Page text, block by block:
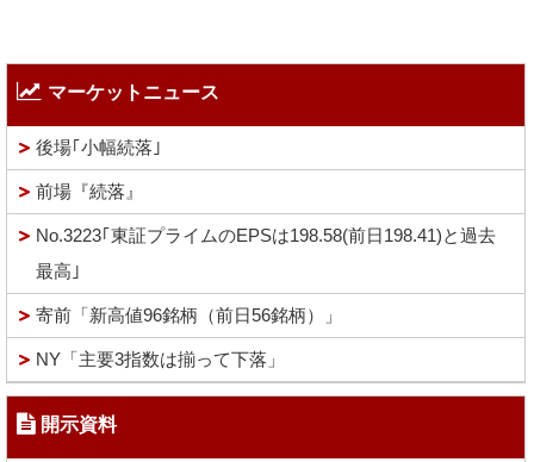
マーケットニュース
後場｢小幅続落｣
前場『続落』
No.3223｢東証プライムのEPSは198.58(前日198.41)と過去
最高｣
寄前「新高値96銘柄（前日56銘柄）」
NY「主要3指数は揃って下落」
開示資料